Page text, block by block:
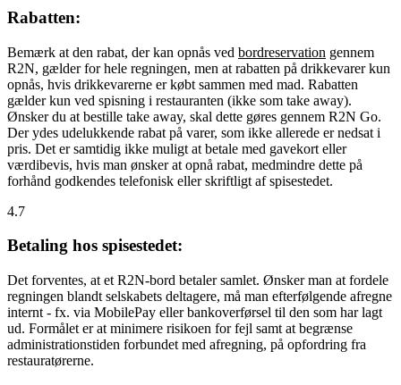
Rabatten:
Bemærk at den rabat, der kan opnås ved bordreservation gennem
R2N, gælder for hele regningen, men at rabatten på drikkevarer kun
opnås, hvis drikkevarerne er købt sammen med mad. Rabatten
gælder kun ved spisning i restauranten (ikke som take away).
Ønsker du at bestille take away, skal dette gøres gennem R2N Go.
Der ydes udelukkende rabat på varer, som ikke allerede er nedsat i
pris. Det er samtidig ikke muligt at betale med gavekort eller
værdibevis, hvis man ønsker at opnå rabat, medmindre dette på
forhånd godkendes telefonisk eller skriftligt af spisestedet.
4.7
Betaling hos spisestedet:
Det forventes, at et R2N-bord betaler samlet. Ønsker man at fordele
regningen blandt selskabets deltagere, må man efterfølgende afregne
internt - fx. via MobilePay eller bankoverførsel til den som har lagt
ud. Formålet er at minimere risikoen for fejl samt at begrænse
administrationstiden forbundet med afregning, på opfordring fra
restauratørerne.